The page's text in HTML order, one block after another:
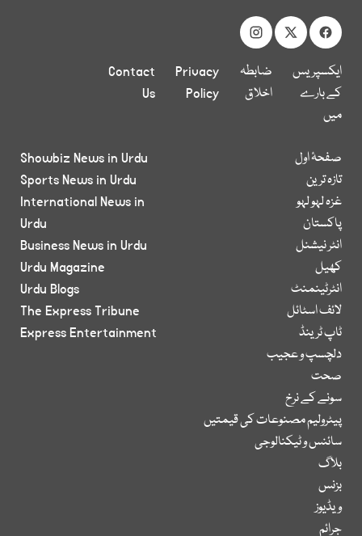
ایکسپریس
کے بارے
میں
ضابطہ
اخلاق
Privacy
Policy
Contact
Us
صفحۂ اول
تازہ ترین
غزہ لہو لہو
پاکستان
انٹر نیشنل
کھیل
انٹرٹینمنٹ
لائف اسٹائل
ٹاپ ٹرینڈ
دلچسپ و عجیب
صحت
سونے کے نرخ
پیٹرولیم مصنوعات کی قیمتیں
سائنس و ٹیکنالوجی
بلاگ
بزنس
ویڈیوز
جرائم
Showbiz News in Urdu
Sports News in Urdu
International News in
Urdu
Business News in Urdu
Urdu Magazine
Urdu Blogs
The Express Tribune
Express Entertainment